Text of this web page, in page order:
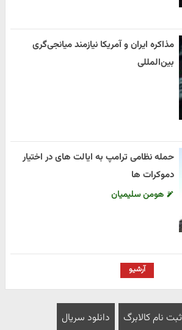
مذاکره ایران و آمریکا نیازمند میانجی‌گری
بین‌المللی
حمله نظامی ترامپ به ایالت های در اختیار
دموکرات ها
هومن سلیمیان
آرشیو
ثبت نام کالابرگ دانلود سریال